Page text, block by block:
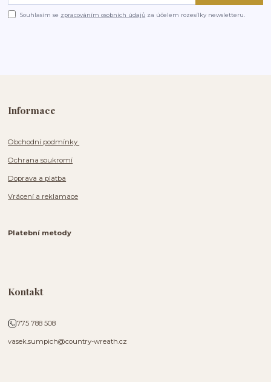
Souhlasím se zpracováním osobních údajů za účelem rozesílky newsletteru.
Informace
Obchodní podmínky
Ochrana soukromí
Doprava a platba
Vrácení a reklamace
Platební metody
Kontakt
775 788 508
vasek.sumpich@country-wreath.cz